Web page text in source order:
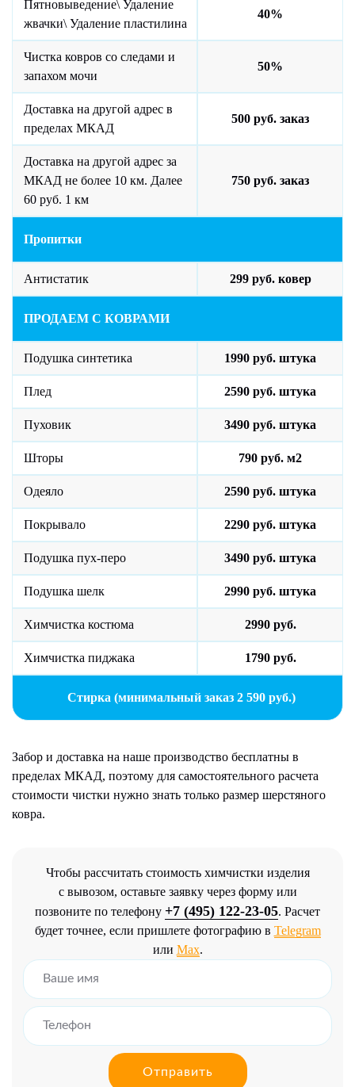
Пятновыведение\ Удаление
жвачки\ Удаление пластилина
40%
Чистка ковров со следами и
запахом мочи
50%
Доставка на другой адрес в
пределах МКАД
500 руб. заказ
Доставка на другой адрес за
МКАД не более 10 км. Далее
60 руб. 1 км
750 руб. заказ
Пропитки
Антистатик 299 руб. ковер
ПРОДАЕМ С КОВРАМИ
Подушка синтетика 1990 руб. штука
Плед 2590 руб. штука
Пуховик 3490 руб. штука
Шторы 790 руб. м2
Одеяло 2590 руб. штука
Покрывало 2290 руб. штука
Подушка пух-перо 3490 руб. штука
Подушка шелк 2990 руб. штука
Химчистка костюма 2990 руб.
Химчистка пиджака 1790 руб.
Стирка (минимальный заказ 2 590 руб.)
Забор и доставка на наше производство бесплатны в
пределах МКАД, поэтому для самостоятельного расчета
стоимости чистки нужно знать только размер шерстяного
ковра.
Чтобы рассчитать стоимость химчистки изделия
с вывозом, оставьте заявку через форму или
позвоните по телефону +7 (495) 122-23-05. Расчет
будет точнее, если пришлете фотографию в Telegram
или Max.
Отправить